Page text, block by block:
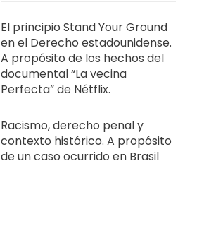
El principio Stand Your Ground
en el Derecho estadounidense.
A propósito de los hechos del
documental “La vecina
Perfecta” de Nétflix.
Racismo, derecho penal y
contexto histórico. A propósito
de un caso ocurrido en Brasil